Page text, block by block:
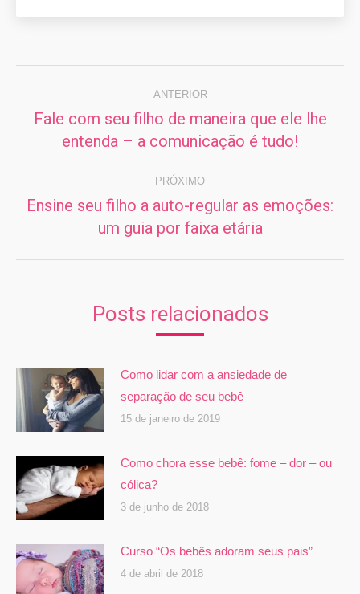
Navegação ANTERIOR
Post
anterior:
Fale com seu filho de maneira que ele lhe
entenda – a comunicação é tudo!
PRÓXIMO
Próximo
post:
Ensine seu filho a auto-regular as emoções:
um guia por faixa etária
Posts relacionados
Como lidar com a ansiedade de
separação de seu bebê
15 de janeiro de 2019
Como chora esse bebê: fome – dor – ou
cólica?
3 de junho de 2018
Curso “Os bebês adoram seus pais”
4 de abril de 2018